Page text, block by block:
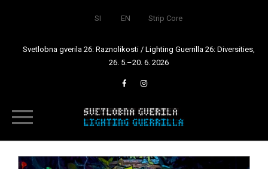
SI EN Strip Core
Svetlobna gverila 26: Raznolikosti / Lighting Guerrilla 26: Diversities,
26. 5.–20. 6. 2026